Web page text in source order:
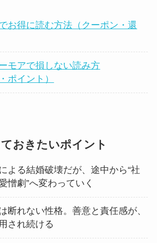
お得に読む方法（クーポン・還
モアで損しない読み方
ポイント）
おきたいポイント
よる結婚破壊だが、途中から“社
憎劇”へ変わっていく
断れない性格。善意と責任感が、
され続ける